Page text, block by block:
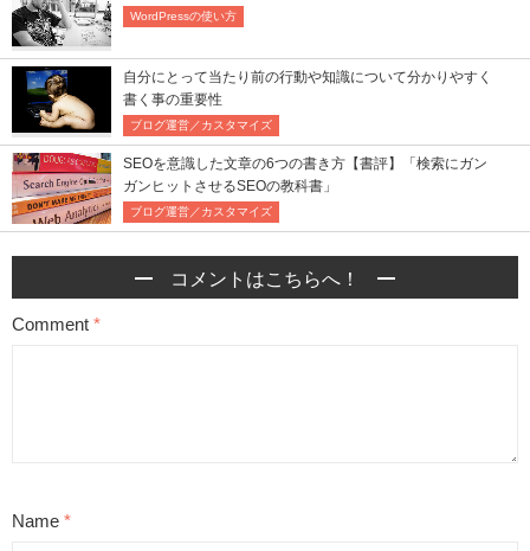
WordPressの使い方
自分にとって当たり前の行動や知識について分かりやすく
書く事の重要性
ブログ運営／カスタマイズ
SEOを意識した文章の6つの書き方【書評】「検索にガン
ガンヒットさせるSEOの教科書」
ブログ運営／カスタマイズ
コメントはこちらへ！
Comment *
Name *